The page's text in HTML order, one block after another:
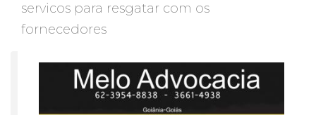
servicos para resgatar com os
fornecedores